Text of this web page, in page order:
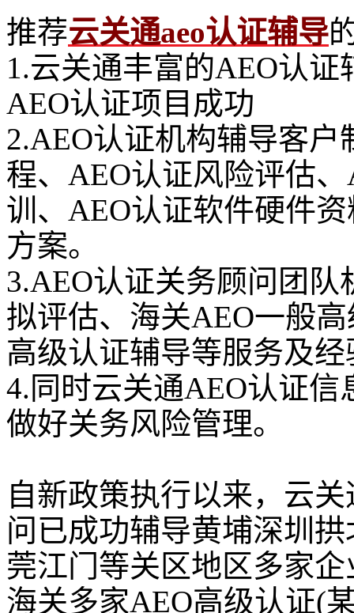
推荐云关通aeo认证辅导
1.云关通丰富的AEO认
AEO认证项目成功
2.AEO认证机构辅导客
程、AEO认证风险评估
训、AEO认证软件硬件
方案。
3.AEO认证关务顾问团
拟评估、海关AEO一般
高级认证辅导等服务及
4.同时云关通AEO认证
做好关务风险管理。
自新政策执行以来，云关
问已成功辅导黄埔深圳
莞江门等关区地区多家
海关多家AEO高级认证(